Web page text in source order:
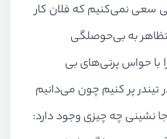
سعی نمی‌کنیم که فلان کار
تظاهر به بی‌حوصلگی
با حواس پرتی‌های بی‌
پر کنیم چون می‌دانیم
نشینی چه چیزی وجود دارد: